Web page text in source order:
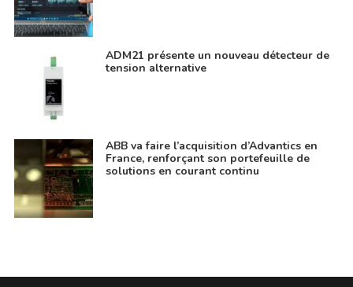
ADM21 présente un nouveau détecteur de
tension alternative
ABB va faire l’acquisition d’Advantics en
France, renforçant son portefeuille de
solutions en courant continu